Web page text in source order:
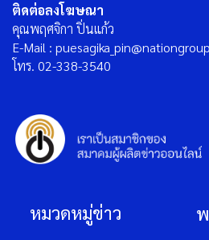
ติดต่อลงโฆษณา
คุณพฤศจิกา ปิ่นแก้ว
E-Mail :
โทร. 02-338-3540
หมวดหมู่ข่าว